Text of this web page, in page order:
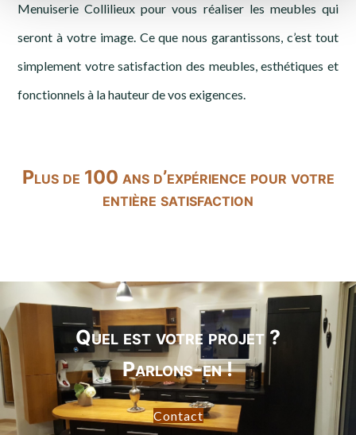
Menuiserie Collilieux pour vous réaliser les meubles qui
seront à votre image. Ce que nous garantissons, c’est tout
simplement votre satisfaction des meubles, esthétiques et
fonctionnels à la hauteur de vos exigences.
Plus de 100 ans d’expérience pour votre
entière satisfaction
Quel est votre projet ?
Parlons-en !
Contact